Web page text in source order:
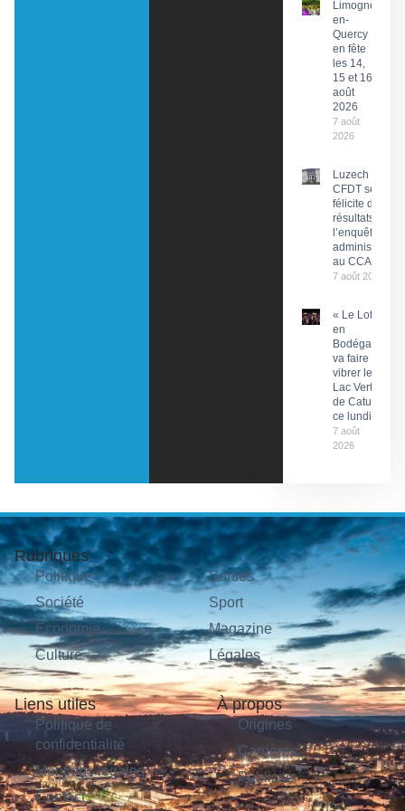
Limogne-
en-
Quercy
en fête
les 14,
15 et 16
août
2026
7 août
2026
Luzech : La
CFDT se
félicite des
résultats de
l’enquête
administrative
au CCAS
7 août 2026
« Le Lot
en
Bodéga »
va faire
vibrer le
Lac Vert
de Catus
ce lundi
7 août
2026
Rubriques
Politique
Société
Économie
Culture
Sorties
Sport
Magazine
Légales
Liens utiles
Politique de
confidentialité
Mentions légales
Contact
À propos
Origines
Carrières
Publicité